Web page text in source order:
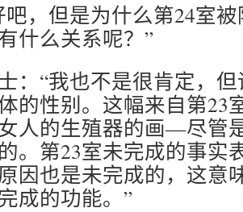
吧，但是为什么第24室
什么关系呢？”
：“我也不是很肯定，
的性别。这幅来自第23
人的生殖器的画—尽管
。第23室未完成的事实
因也是未完成的，这意
成的功能。”